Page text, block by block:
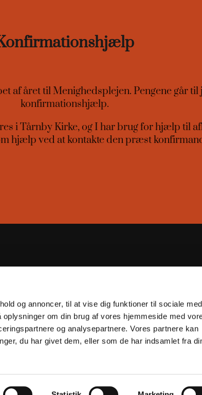
og annoncer, til at vise dig funktioner til sociale
om din brug af vores hjemmeside med
og analysepartnere. Vores partnere kan
du har givet dem, eller som de har indsamlet fra
af året til Menighedsplejen. Pengene går
konfirmationshjælp.
i Tårnby Kirke, og I har brug for hjælp til
hjælp ved at kontakte den præst
 Telefon 32 50 41 95
Tilgængelighedserklæring